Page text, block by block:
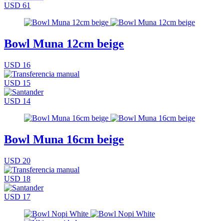
USD 61
Bowl Muna 12cm beige
USD 16
USD 15
USD 14
Bowl Muna 16cm beige
USD 20
USD 18
USD 17